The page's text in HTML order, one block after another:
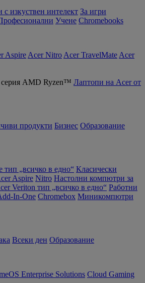
изкуствен интелект За игри
Учене Chromebooks
Aspire Acer Nitro Acer TravelMate Acer
Лаптопи на Acer от
продукти Бизнес Образование
тип „всичко в едно“ Класически
Aspire Nitro Настолни компютри за
Veriton тип „всичко в едно“ Работни
In-One Chromebox Миникомпютри
Всеки ден Образование
Enterprise Solutions Cloud Gaming